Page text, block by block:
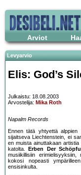
Arviot
Levyarvio
Elis: God’s
Julkaistu: 18.08.2003
Arvostelija: Mika Roth
Napalm Records
Ennen tätä yhtyettä
sijaitseva Liechtenstein, ei
en muista ainuttakaan
katolta.
Erben Der
musiikillisiin
kokosi nopeasti
ensisinkulta.